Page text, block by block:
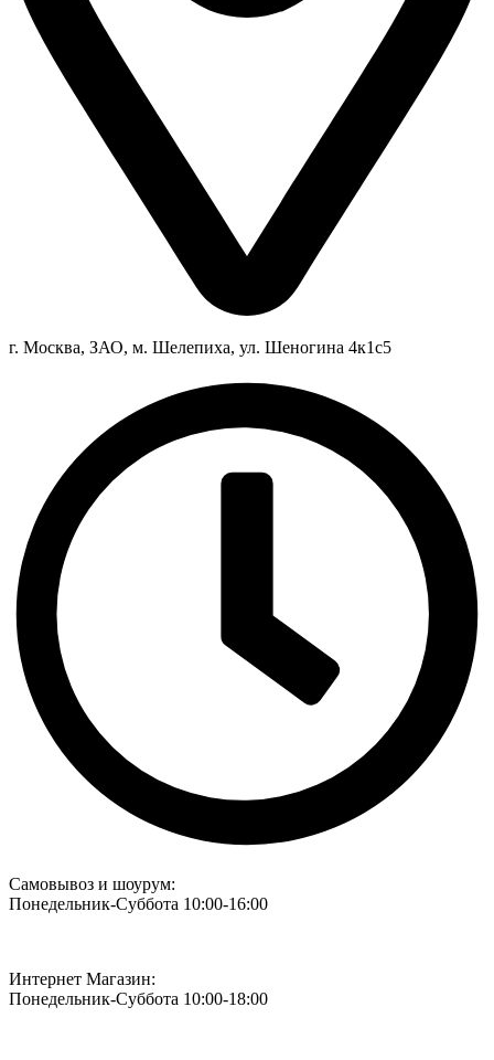
г. Москва, ЗАО, м. Шелепиха, ул. Шеногина 4к1c5
Самовывоз и шоурум:
Понедельник-Суббота 10:00-16:00
Интернет Магазин:
Понедельник-Суббота 10:00-18:00